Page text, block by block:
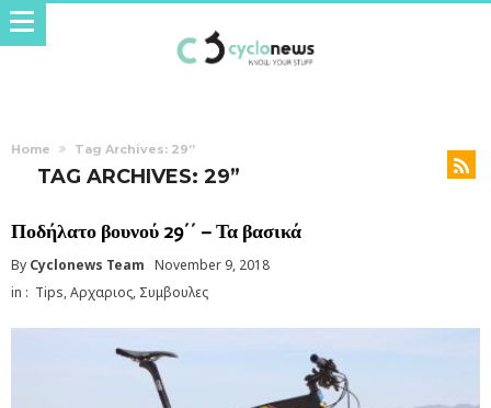
Home Tag Archives: 29”
TAG ARCHIVES: 29”
Ποδήλατο βουνού 29΄΄ – Τα βασικά
By Cyclonews Team November 9, 2018
in : Tips,Αρχαριος, Συμβουλες